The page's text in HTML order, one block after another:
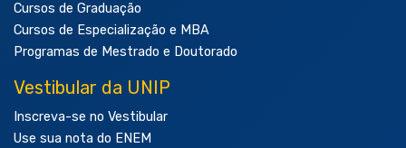
Cursos de Graduação
Cursos de Especialização e MBA
Programas de Mestrado e Doutorado
Vestibular da UNIP
Inscreva-se no Vestibular
Use sua nota do ENEM